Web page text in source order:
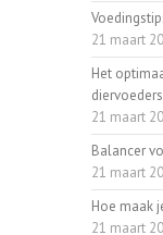
21 maart
Het
21 maart
Balancer
21 maart
Hoe maak
21 maart